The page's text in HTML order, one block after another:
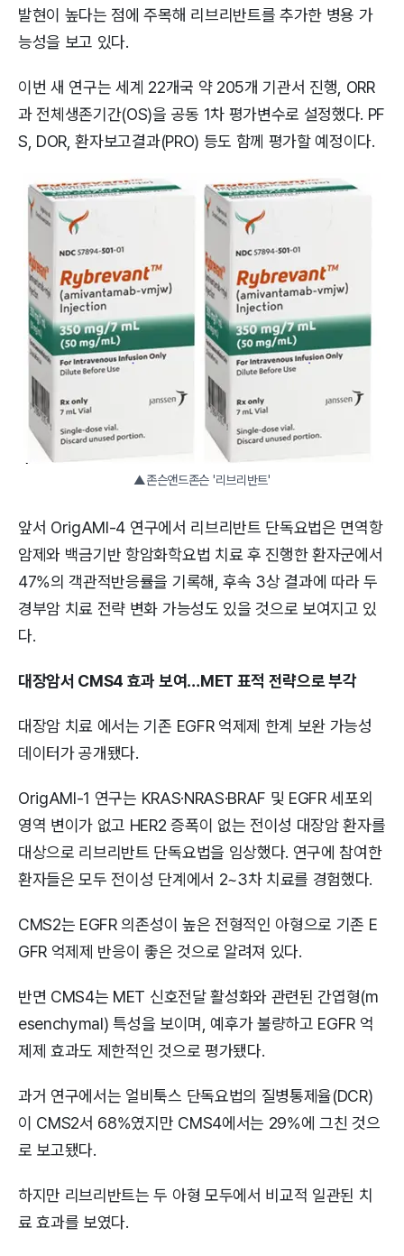
발현이 높다는 점에 주목해 리브리반트를 추가한 병용 가
능성을 보고 있다.
이번 새 연구는 세계 22개국 약 205개 기관서 진행, ORR
과 전체생존기간(OS)을 공동 1차 평가변수로 설정했다. PF
S, DOR, 환자보고결과(PRO) 등도 함께 평가할 예정이다.
▲존슨앤드존슨 '리브리반트'
앞서 OrigAMI-4 연구에서 리브리반트 단독요법은 면역항
암제와 백금기반 항암화학요법 치료 후 진행한 환자군에서
47%의 객관적반응률을 기록해, 후속 3상 결과에 따라 두
경부암 치료 전략 변화 가능성도 있을 것으로 보여지고 있
다.
대장암서 CMS4 효과 보여…MET 표적 전략으로 부각
대장암 치료 에서는 기존 EGFR 억제제 한계 보완 가능성
데이터가 공개됐다.
OrigAMI-1 연구는 KRAS·NRAS·BRAF 및 EGFR 세포외
영역 변이가 없고 HER2 증폭이 없는 전이성 대장암 환자를
대상으로 리브리반트 단독요법을 임상했다. 연구에 참여한
환자들은 모두 전이성 단계에서 2~3차 치료를 경험했다.
CMS2는 EGFR 의존성이 높은 전형적인 아형으로 기존 E
GFR 억제제 반응이 좋은 것으로 알려져 있다.
반면 CMS4는 MET 신호전달 활성화와 관련된 간엽형(m
esenchymal) 특성을 보이며, 예후가 불량하고 EGFR 억
제제 효과도 제한적인 것으로 평가됐다.
과거 연구에서는 얼비툭스 단독요법의 질병통제율(DCR)
이 CMS2서 68%였지만 CMS4에서는 29%에 그친 것으
로 보고됐다.
하지만 리브리반트는 두 아형 모두에서 비교적 일관된 치
료 효과를 보였다.